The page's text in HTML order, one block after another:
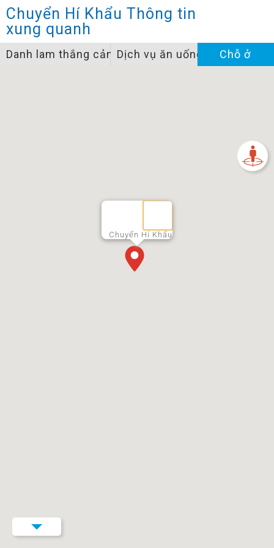
Chuyển Hí Khẩu
Chuyển Hí Khẩu Thông tin
xung quanh
Danh lam thắng cảnhDịch vụ ăn uống Chỗ ở